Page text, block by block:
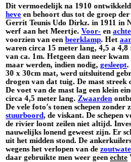
Dit vermoedelijk na 1910
heve en behoort dus tot de groep der
Gerrit Teunis Udo Dirkz. in 1911 in
werf aan het Meertje. Voor- en
voorzien van een beerklamp. Het
waren circa 15 meter lang, 4,5 a 4,8
van ca. 1m. Hetgeen dan neer kwam
maar werden, indien nodig, gesleept.
30 x 30cm mat, werd uitsluitend
drogen van dat tuig. De mast streek
De voet van de mast lag een klein
circa 4,5 meter lang. Zwaarden
De vele foto's tonen schepen
stuurboord, de viskant. De schepen
de rivier loont zeilen niet altijd.
nauwelijks lonend geweest zijn. Er
uit het midden stond. De
wegens het verlopen van de
daar gebruikte men weer geen echte